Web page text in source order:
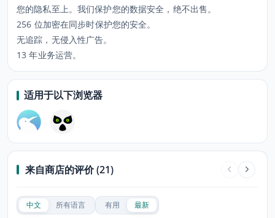
您的隐私至上。我们保护您的数据安全，绝不出售。
256 位加密在同步时保护您的安全。
无追踪，无侵入性广告。
13 年业务运营。
适用于以下浏览器
来自商店的评价 (21)
中文 所有语言 有用 最新